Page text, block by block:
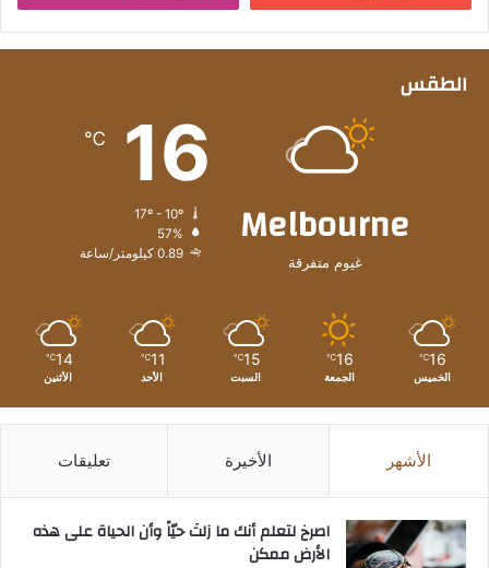
الطقس
Melbourne
غيوم متفرقة
16
℃
57%
0.89 كيلومتر/ساعة
16
℃
الخميس
16
℃
الجمعة
15
℃
السبت
11
℃
الأحد
14
℃
الأثنين
الأشهر الأخيرة تعليقات
‫اصرخ لتعلم أنك ما زلتَ حيّاً وأن الحياة على هذه
الأرض ممكن